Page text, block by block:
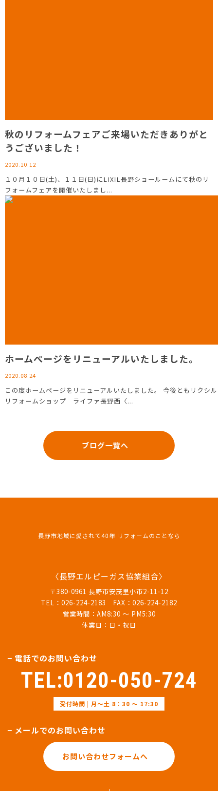
秋のリフォームフェアご来場いただきありがと
うございました！
2020.10.12
１０月１０日(土)、１１日(日)にLIXIL長野ショールームにて秋のリ
フォームフェアを開催いたしまし...
ホームぺージをリニューアルいたしました。
2020.08.24
この度ホームページをリニューアルいたしました。 今後ともリクシル
リフォームショップ ライファ長野西〈...
ブログ一覧へ
長野市地域に愛されて40年 リフォームのことなら
〈長野エルピーガス協業組合〉
〒380-0961 長野市安茂里小市2-11-12
TEL：026-224-2183 FAX：026-224-2182
営業時間：AM8:30 ～ PM5:30
休業日：日・祝日
− 電話でのお問い合わせ
TEL:0120-050-724
受付時間 | 月～土 8：30 ～ 17:30
− メールでのお問い合わせ
お問い合わせフォームへ